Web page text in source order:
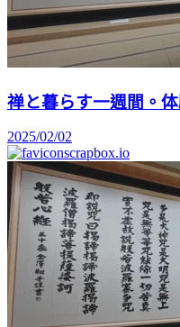
禅と暮らす一週間。
2025/02/02
scrapbox.io